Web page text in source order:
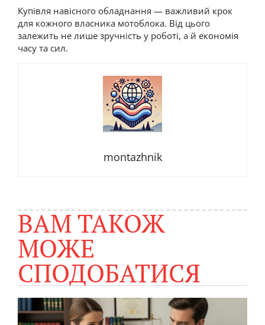
Купівля навісного обладнання — важливий крок
для кожного власника мотоблока. Від цього
залежить не лише зручність у роботі, а й економія
часу та сил.
montazhnik
ВАМ ТАКОЖ
МОЖЕ
СПОДОБАТИСЯ